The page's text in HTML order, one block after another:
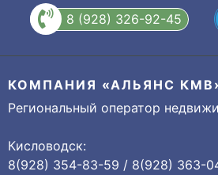
8 (928) 326-92-45
КОМПАНИЯ «АЛЬЯНС
Региональный оператор
Кисловодск:
8(928) 354-83-59 / 8(928) 363-